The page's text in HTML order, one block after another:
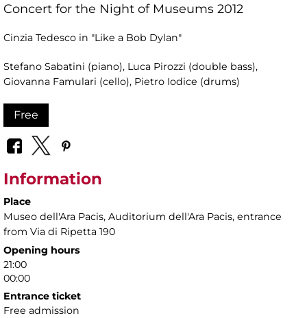
Concert for the Night of Museums 2012
Cinzia Tedesco in "Like a Bob Dylan"
Stefano Sabatini (piano), Luca Pirozzi (double bass),
Giovanna Famulari (cello), Pietro Iodice (drums)
Free
Information
Place
Museo dell'Ara Pacis, Auditorium dell'Ara Pacis, entrance
from Via di Ripetta 190
Opening hours
21:00
00:00
Entrance ticket
Free admission